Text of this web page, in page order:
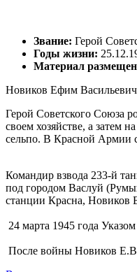
Звание: Герой
Годы жизни:
Материал
Новиков Ефим Васильевич
Герой Советского Союза
своем хозяйстве, а затем
сельпо. В Красной Армии
Командир взвода 233-й
под городом Васлуй
станции Красна, Новиков
24 марта 1945 года
После войны Новиков Е.В.